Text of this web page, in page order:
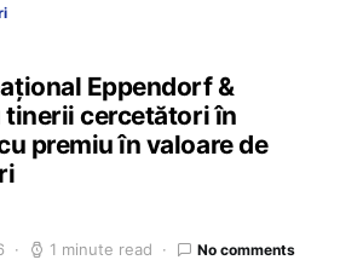
Eppendorf &
tinerii cercetători în
premiu în valoare de
1 minute read No comments